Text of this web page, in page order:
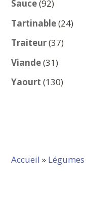
Sauce 9292
produits
Tartinable 2424
Traiteur 3737
Viande 3131
produits
Yaourt 130130
Accueil » Légumes